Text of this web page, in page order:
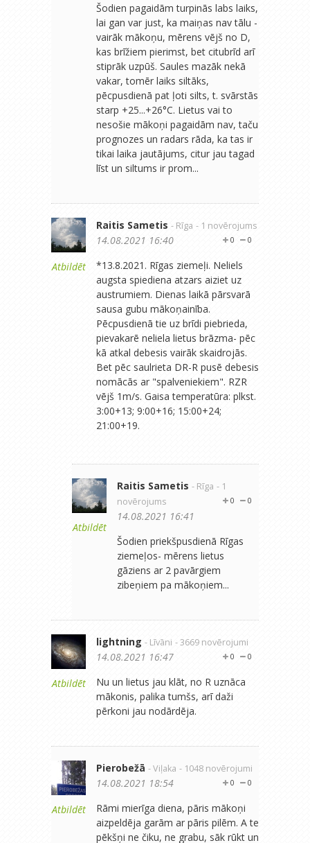
Šodien pagaidām turpinās labs laiks,
lai gan var just, ka maiņas nav tālu -
vairāk mākoņu, mērens vējš no D,
kas brīžiem pierimst, bet citubrīd arī
stiprāk uzpūš. Saules mazāk nekā
vakar, tomēr laiks siltāks,
pēcpusdienā pat ļoti silts, t. svārstās
starp +25...+26°C. Lietus vai to
nesošie mākoņi pagaidām nav, taču
prognozes un radars rāda, ka tas ir
tikai laika jautājums, citur jau tagad
līst un siltums ir prom...
Atbildēt
Raitis Sametis - Rīga - 1 novērojums
0
0
14.08.2021 16:40
*13.8.2021. Rīgas ziemeļi. Neliels
augsta spiediena atzars aiziet uz
austrumiem. Dienas laikā pārsvarā
sausa gubu mākoņainība.
Pēcpusdienā tie uz brīdi piebrieda,
pievakarē neliela lietus brāzma- pēc
kā atkal debesis vairāk skaidrojās.
Bet pēc saulrieta DR-R pusē debesis
nomācās ar "spalveniekiem". RZR
vējš 1m/s. Gaisa temperatūra: plkst.
3:00+13; 9:00+16; 15:00+24;
21:00+19.
Atbildēt
Raitis Sametis - Rīga - 1
novērojums
0
0
14.08.2021 16:41
Šodien priekšpusdienā Rīgas
ziemeļos- mērens lietus
gāziens ar 2 pavārgiem
zibeņiem pa mākoņiem...
Atbildēt
lightning - Līvāni - 3669 novērojumi
0
0
14.08.2021 16:47
Nu un lietus jau klāt, no R uznāca
mākonis, palika tumšs, arī daži
pērkoni jau nodārdēja.
Atbildēt
Pierobežā - Viļaka - 1048 novērojumi
0
0
14.08.2021 18:54
Rāmi mierīga diena, pāris mākoņi
aizpeldēja garām ar pāris pilēm. A te
pēkšņi ne čiku, ne grabu, sāk rūkt un